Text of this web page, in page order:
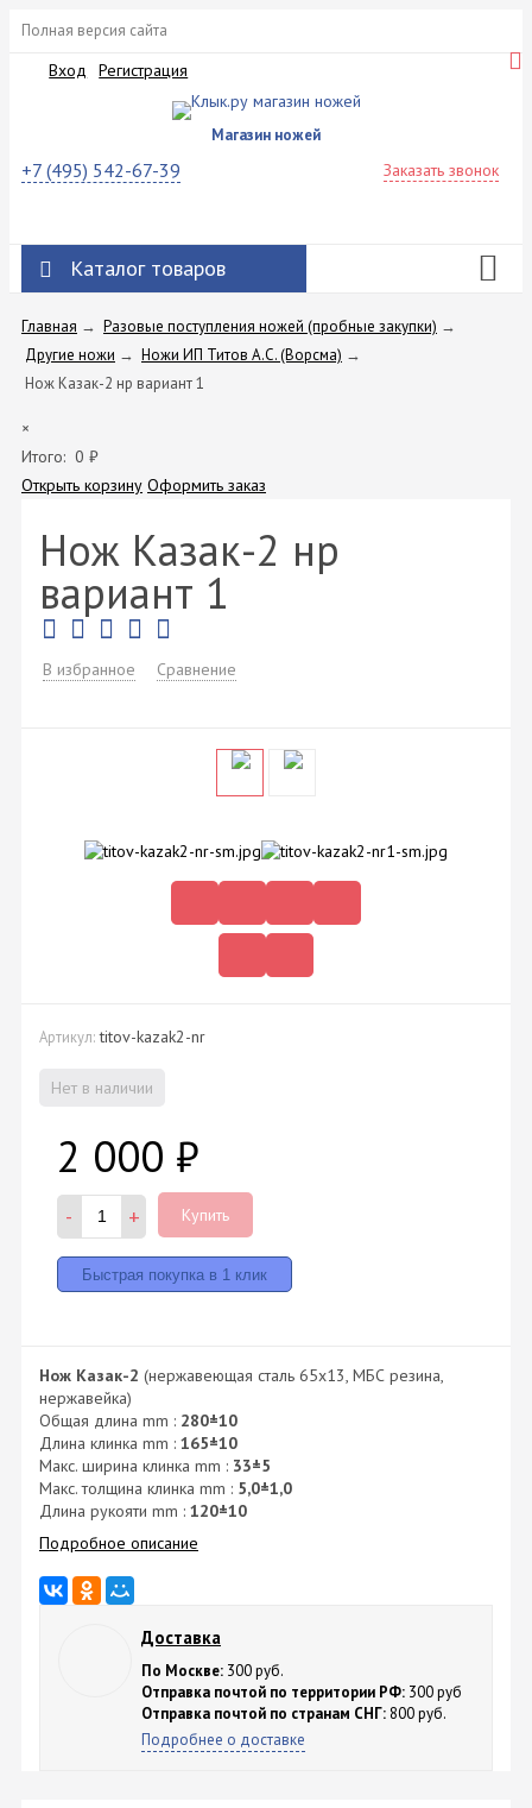
Полная версия сайта
Вход Регистрация
Магазин ножей
+7 (495) 542-67-39 Заказать звонок
Каталог товаров
Главная → Разовые поступления ножей (пробные закупки) →
Другие ножи → Ножи ИП Титов A.C. (Ворсма) →
Нож Казак-2 нр вариант 1
×
Итого: 0 ₽
Открыть корзину Оформить заказ
Нож Казак-2 нр
вариант 1
В избранное Сравнение
Артикул: titov-kazak2-nr
Нет в наличии
2 000 ₽
- + Купить
Нож Казак-2 (нержавеющая сталь 65х13, МБС резина,
нержавейка)
Общая длина mm : 280±10
Длина клинка mm : 165±10
Макс. ширина клинка mm : 33±5
Макс. толщина клинка mm : 5,0±1,0
Длина рукояти mm : 120±10
Подробное описание
Доставка
По Москве: 300 руб.
Отправка почтой по территории РФ: 300 руб
Отправка почтой по странам СНГ: 800 руб.
Подробнее о доставке